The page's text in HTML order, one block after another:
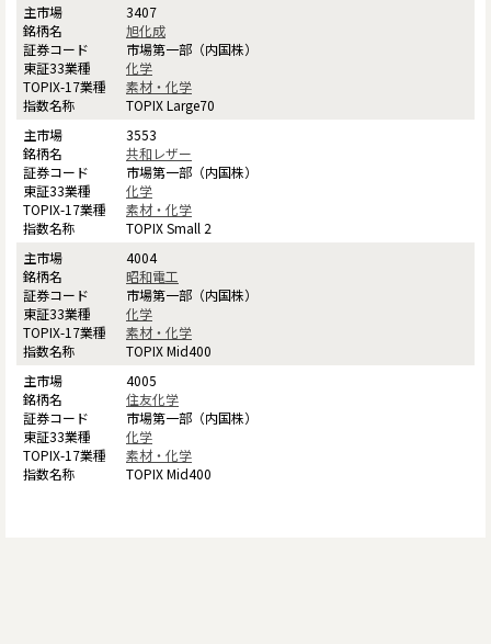
3407
旭化成
市場第一部（内国株）
化学
素材・化学
TOPIX Large70
3553
共和レザー
市場第一部（内国株）
化学
素材・化学
TOPIX Small 2
4004
昭和電工
市場第一部（内国株）
化学
素材・化学
TOPIX Mid400
4005
住友化学
市場第一部（内国株）
化学
素材・化学
TOPIX Mid400